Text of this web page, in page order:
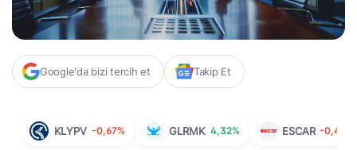
Google'da bizi tercih et Takip Et
KLYPV -0,67% GLRMK 4,32% ESCAR -0,40%